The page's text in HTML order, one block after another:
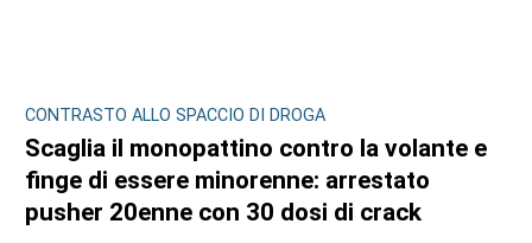
CONTRASTO ALLO SPACCIO DI DROGA
Scaglia il monopattino contro la volante e
finge di essere minorenne: arrestato
pusher 20enne con 30 dosi di crack